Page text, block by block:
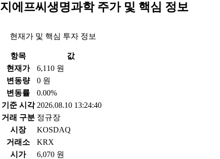
지에프씨생명과학 주가 및 핵심 정보
현재가 및 핵심 투자 정보
항목
값
현재가
6,110 원
변동량
0 원
변동률
0.00%
기준 시각 2026.08.10 13:24:40
거래 구분 정규장
시장
KOSDAQ
거래소
KRX
시가
6,070 원